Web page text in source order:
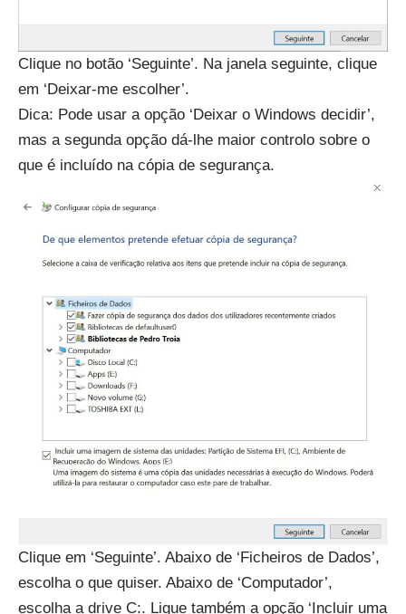
Clique no botão ‘Seguinte’. Na janela seguinte, clique
em ‘Deixar-me escolher’.
Dica: Pode usar a opção ‘Deixar o Windows decidir’,
mas a segunda opção dá-lhe maior controlo sobre o
que é incluído na cópia de segurança.
Clique em ‘Seguinte’. Abaixo de ‘Ficheiros de Dados’,
escolha o que quiser. Abaixo de ‘Computador’,
escolha a drive C:. Ligue também a opção ‘Incluir uma